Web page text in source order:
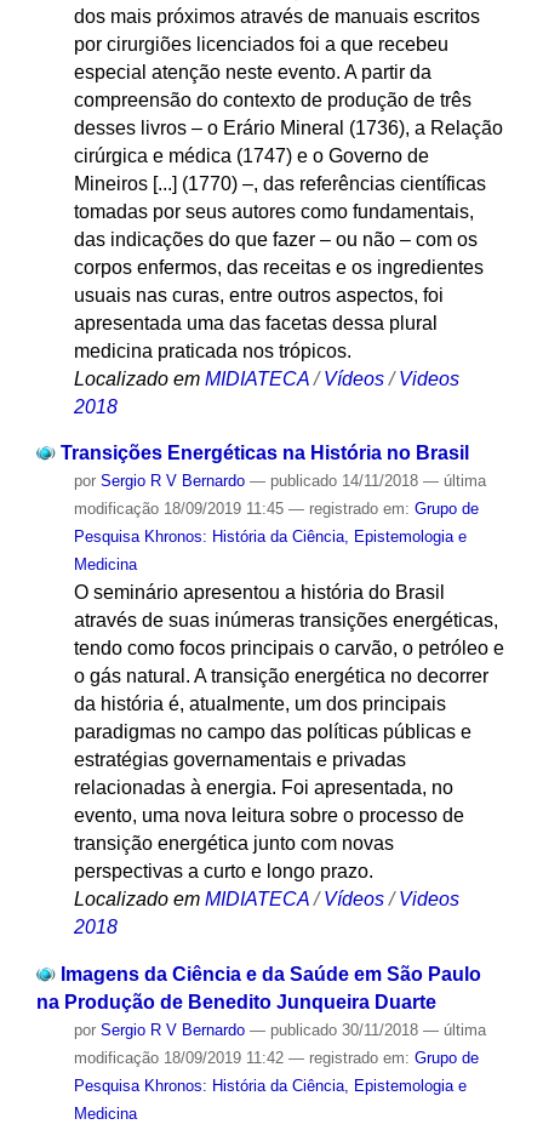
dos mais próximos através de manuais escritos
por cirurgiões licenciados foi a que recebeu
especial atenção neste evento. A partir da
compreensão do contexto de produção de três
desses livros – o Erário Mineral (1736), a Relação
cirúrgica e médica (1747) e o Governo de
Mineiros [...] (1770) –, das referências científicas
tomadas por seus autores como fundamentais,
das indicações do que fazer – ou não – com os
corpos enfermos, das receitas e os ingredientes
usuais nas curas, entre outros aspectos, foi
apresentada uma das facetas dessa plural
medicina praticada nos trópicos.
Localizado em MIDIATECA /Vídeos /Videos
2018
Transições Energéticas na História no Brasil
por Sergio R V Bernardo — publicado14/11/2018 — última
modificação18/09/2019 11:45 — registrado em: Grupo de
Pesquisa Khronos: História da Ciência, Epistemologia e
Medicina
O seminário apresentou a história do Brasil
através de suas inúmeras transições energéticas,
tendo como focos principais o carvão, o petróleo e
o gás natural. A transição energética no decorrer
da história é, atualmente, um dos principais
paradigmas no campo das políticas públicas e
estratégias governamentais e privadas
relacionadas à energia. Foi apresentada, no
evento, uma nova leitura sobre o processo de
transição energética junto com novas
perspectivas a curto e longo prazo.
Localizado em MIDIATECA /Vídeos /Videos
2018
Imagens da Ciência e da Saúde em São Paulo
na Produção de Benedito Junqueira Duarte
por Sergio R V Bernardo — publicado30/11/2018 — última
modificação18/09/2019 11:42 — registrado em: Grupo de
Pesquisa Khronos: História da Ciência, Epistemologia e
Medicina